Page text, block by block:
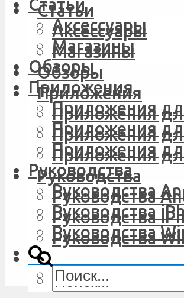
Статьи
Аксессуары
Магазины
Обзоры
Приложения
Приложения
Приложения
Приложения
Руководства
Руководства
Руководства
Руководства
Статьи
Аксессуары
Магазины
Обзоры
Приложения
Приложения
Приложения
Приложения
Руководства
Руководства
Руководства
Руководства